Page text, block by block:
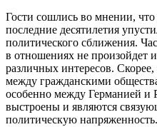
Гости сошлись во мнении,
последние десятилетия
политического сближения.
в отношениях не произойдет
различных интересов.
между гражданскими
особенно между Германией и
выстроены и являются
политическую напряженность.